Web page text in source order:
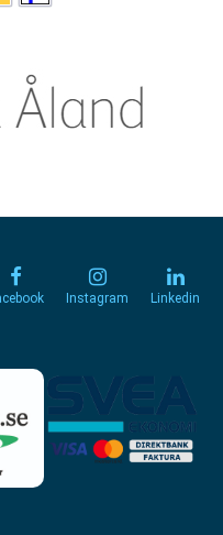
Instagram Linkedin